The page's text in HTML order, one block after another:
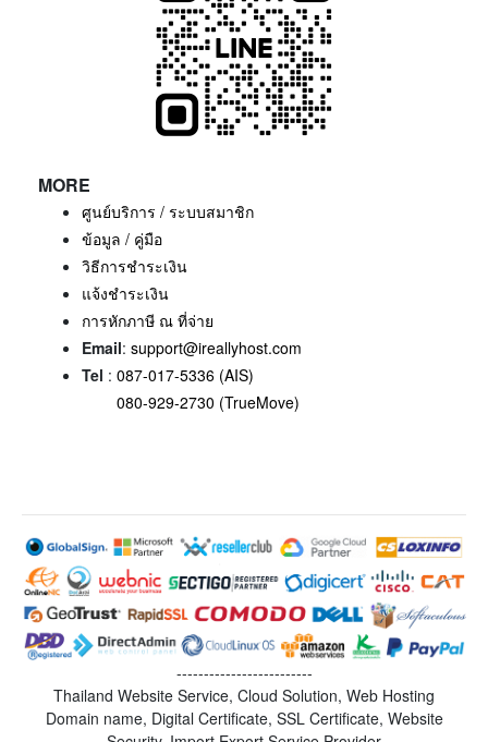
MORE
ศูนย์บริการ / ระบบสมาชิก
ข้อมูล / คู่มือ
วิธีการชำระเงิน
แจ้งชำระเงิน
การหักภาษี ณ ที่จ่าย
Email: support@ireallyhost.com
Tel : 087-017-5336 (AIS)
080-929-2730 (TrueMove)
-------------------------
Thailand Website Service, Cloud Solution, Web Hosting
Domain name, Digital Certificate, SSL Certificate, Website